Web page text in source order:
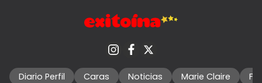
Diario Perfil Caras Noticias Marie Claire